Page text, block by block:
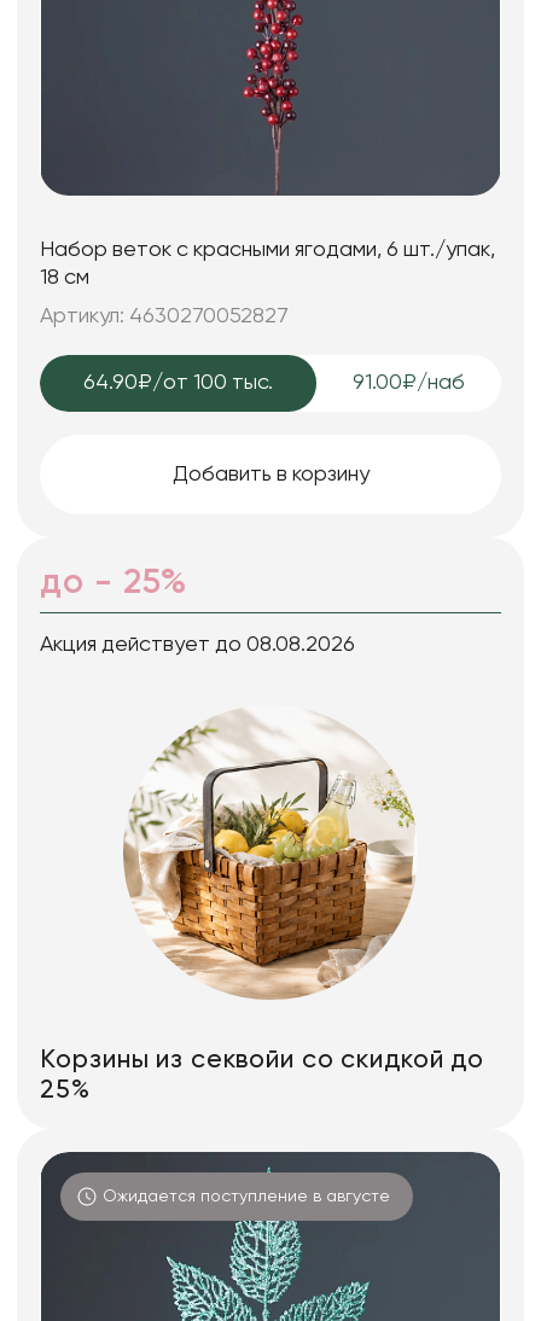
Набор веток с красными ягодами, 6 шт./упак,
18 см
Артикул: 4630270052827
64.90₽/от 100 тыс. 91.00₽/наб
Добавить в корзину
до - 25%
Акция действует до 08.08.2026
Корзины из секвойи со скидкой до
25%
Ожидается поступление в августе